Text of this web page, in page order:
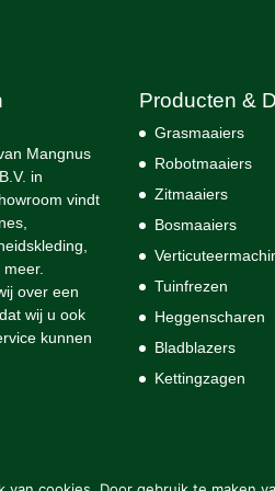
Mangnus
in
vindt
over een
wij u ook
kunnen
Producten &
Grasmaaiers
Robotmaaiers
Zitmaaiers
Bosmaaiers
Tuinfrezen
Heggenscharen
Bladblazers
Kettingzagen